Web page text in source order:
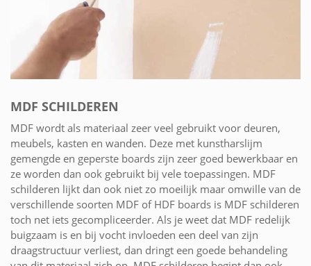
MDF SCHILDEREN
MDF wordt als materiaal zeer veel gebruikt voor deuren,
meubels, kasten en wanden. Deze met kunstharslijm
gemengde en geperste boards zijn zeer goed bewerkbaar en
ze worden dan ook gebruikt bij vele toepassingen. MDF
schilderen lijkt dan ook niet zo moeilijk maar omwille van de
verschillende soorten MDF of HDF boards is MDF schilderen
toch net iets gecompliceerder. Als je weet dat MDF redelijk
buigzaam is en bij vocht invloeden een deel van zijn
draagstructuur verliest, dan dringt een goede behandeling